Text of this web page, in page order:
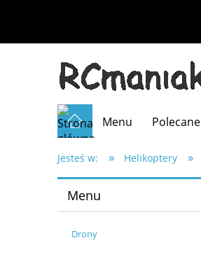
Menu Polecane
Jesteś w: » Helikoptery »
Menu
Drony